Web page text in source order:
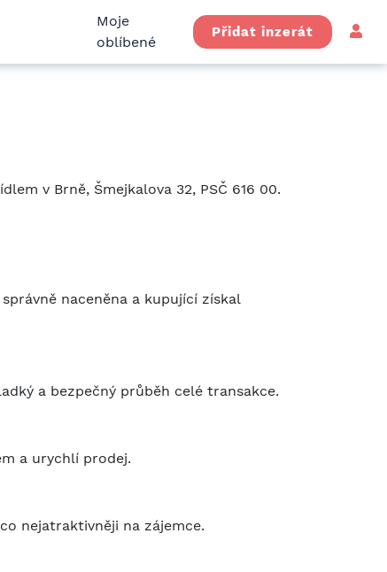
Moje
oblíbené
Přidat inzerát
v Brně, Šmejkalova 32, PSČ 616 00.
naceněna a kupující získal
a bezpečný průběh celé transakce.
a urychlí prodej.
nejatraktivněji na zájemce.